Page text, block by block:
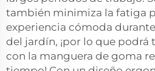
también minimiza la fatiga
experiencia cómoda
del jardín, ¡por lo que podrá
con la manguera de goma